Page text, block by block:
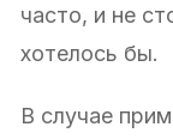
часто, и не
хотелось бы.
В случае